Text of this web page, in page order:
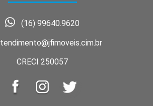
(16) 99640.9620
CRECI 250057